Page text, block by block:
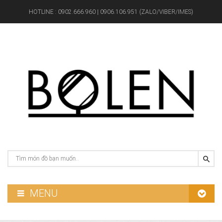
HOTLINE : 0902.666.960 | 0906.106.951 (ZALO/VIBER/IMES)
MENU